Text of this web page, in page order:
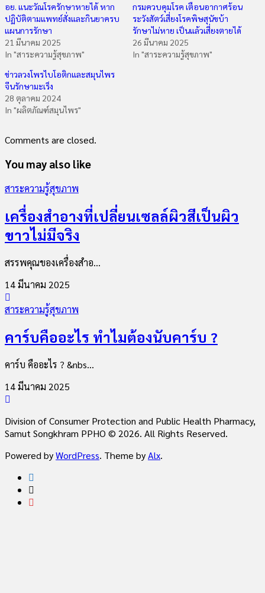
อย. แนะวัณโรครักษาหายได้ หาก
ปฏิบัติตามแพทย์สั่งและกินยาครบ
แผนการรักษา
21 มีนาคม 2025
In "สาระความรู้สุขภาพ"
กรมควบคุมโรค เตือนอากาศร้อน
ระวังสัตว์เสี่ยงโรคพิษสุนัขบ้า
รักษาไม่หาย เป็นแล้วเสี่ยงตายได้
26 มีนาคม 2025
In "สาระความรู้สุขภาพ"
ข่าวลวงโพรไบโอติกและสมุนไพร
จีนรักษามะเร็ง
28 ตุลาคม 2024
In "ผลิตภัณฑ์สมุนไพร"
Comments are closed.
You may also like
สาระความรู้สุขภาพ
เครื่องสำอางที่เปลี่ยนเซลล์ผิวสีเป็นผิว
ขาวไม่มีจริง
สรรพคุณของเครื่องสำอ...
14 มีนาคม 2025
สาระความรู้สุขภาพ
คาร์บคืออะไร ทำไมต้องนับคาร์บ ?
คาร์บ คืออะไร ? &nbs...
14 มีนาคม 2025
Division of Consumer Protection and Public Health Pharmacy,
Samut Songkhram PPHO © 2026. All Rights Reserved.
Powered byWordPress. Theme byAlx.